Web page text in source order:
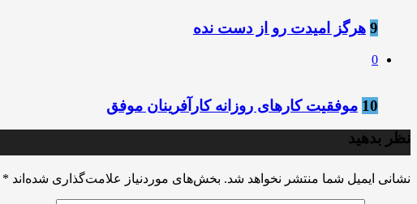
9 هرگز امیدت رو از دست نده
0
10 موفقیت کارهای روزانه کارآفرینان موفق
نظر بدهید
نشانی ایمیل شما منتشر نخواهد شد. بخش‌های موردنیاز علامت‌گذاری شده‌اند *